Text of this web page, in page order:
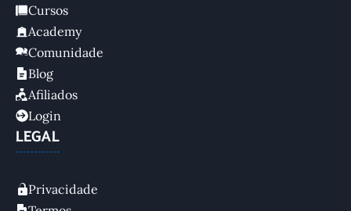
Cursos
Academy
Comunidade
Blog
Afiliados
Login
LEGAL
Privacidade